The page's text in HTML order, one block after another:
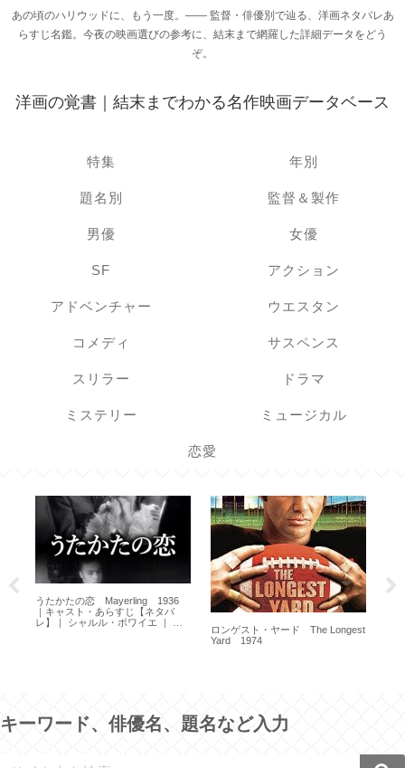
あの頃のハリウッドに、もう一度。―― 監督・俳優別で辿る、洋画ネタバレあ
らすじ名鑑。今夜の映画選びの参考に、結末まで網羅した詳細データをどう
ぞ。
洋画の覚書｜結末までわかる名作映画データベース
特集 年別
題名別 監督＆製作
男優 女優
SF アクション
アドベンチャー ウエスタン
コメディ サスペンス
スリラー ドラマ
ミステリー ミュージカル
恋愛
ターザン Tarzan 1999
フォー・ウェディング Four
Weddings and a Funeral 1994
キーワード、俳優名、題名など入力